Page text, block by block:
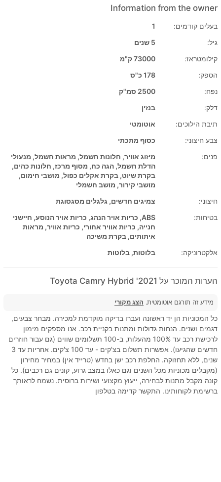
Information from the owner
בעלים קודמים:
1
גיל:
5 שנים
קילומטראז:
73000 ק"מ
הספק:
178 כ"ס
נפח:
2500 סמ"ק
דלק:
בנזין
תיבת הילוכים:
אוטומטי
צבע חיצוני:
כסוף מתכתי
פנים:
מיזוג אוויר, חלונות חשמל, מראות חשמל, מנעולי
הדלת חשמל, הגה כח, מסוף מרכז, חלונות כהים,
בקרת שיוט, בקרת אקלים כפול, מושבי חימום,
מושבי קירור, מושב חשמלי
חיצוני:
צמיגים חדשים, גלגלים מסגסוגת
בטיחות:
ABS, כריות אויר הנהג, כריות אויר הנוסע, חיישני
חנייה, כריות אוויר אחורי, כריות אוויר, מראות
איתותים, בקרת משיכה
אלקטרוניקה:
בלוטות, בלוטות
הערות המוכר על 2021' Toyota Camry Hybrid
מידע זה תורגם אוטומטית. הצג מקורי
כל המכוניות הן יד ראשונה ועברו בדיקה מוקדמת למכירה. מבחר צבעים,
דגמים ושנים. הנחות גדולות ומתנות בקניית רכב. אנו מספקים מימון
לרכישת רכב עד 100% מהעלות, ב-100 תשלומים שווים (גם עבור חוזרים
חדשים שהגיעו). אפשרות תשלום בצ'קים - עד 100 צ'קים. אחריות עד 3
שנים, ללא תחזוקה. החלפת רכב ישן בחדש (טרייד אין) במחיר מחירון
(מקבלים מכוניות מכל השנים וגם כאלו במצב גרוע, קונים גם רכבים). כל
קונה מקבל מתנות לבחירה, ייעוץ מקצועי ושירות ברוסית. נשמח לראותך
ברשימת לקוחותינו. התקשר קדימה בטלפון